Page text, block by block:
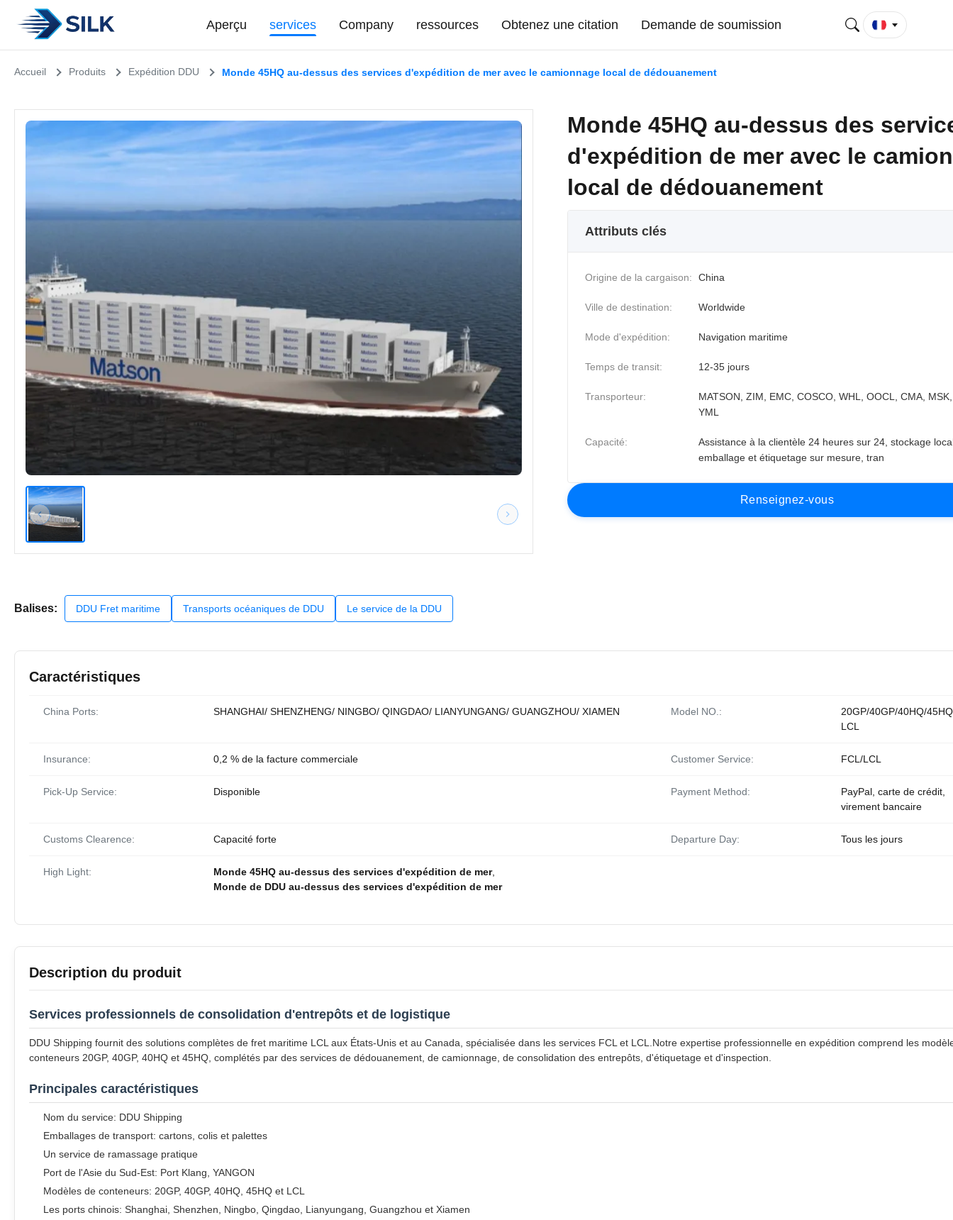
Aperçu services Company ressources Obtenez une citation Demande de soumission
Accueil Produits Expédition DDU Monde 45HQ au-dessus des services d'expédition de mer avec le camionnage local de dédouanement
Monde 45HQ au-dessus des
d'expédition de mer avec le
local de dédouanement
Attributs clés
Origine de la cargaison: China
Ville de destination: Worldwide
Mode d'expédition: Navigation maritime
Temps de transit: 12-35 jours
Transporteur:
MATSON, ZIM, EMC, COSCO, WHL, OOCL, CMA,
YML
Capacité:
Assistance à la clientèle 24 heures sur 24, stockage
emballage et étiquetage sur mesure, tran
Renseignez-vous
Balises: DDU Fret maritime Transports océaniques de DDU Le service de la DDU
Caractéristiques
China Ports: SHANGHAI/ SHENZHENG/ NINGBO/ QINGDAO/ LIANYUNGANG/ GUANGZHOU/ XIAMEN Model NO.:
20GP/40GP/40HQ/
LCL
Insurance: 0,2 % de la facture commerciale Customer Service: FCL/LCL
Pick-Up Service: Disponible Payment Method:
PayPal, carte de crédit,
virement bancaire
Customs Clearence: Capacité forte Departure Day: Tous les jours
High Light: Monde 45HQ au-dessus des services d'expédition de mer,
Monde de DDU au-dessus des services d'expédition de mer
Description du produit
Services professionnels de consolidation d'entrepôts et de logistique
DDU Shipping fournit des solutions complètes de fret maritime LCL aux États-Unis et au Canada, spécialisée dans les services FCL et LCL.Notre expertise professionnelle en expédition comprend les
conteneurs 20GP, 40GP, 40HQ et 45HQ, complétés par des services de dédouanement, de camionnage, de consolidation des entrepôts, d'étiquetage et d'inspection.
Principales caractéristiques
Nom du service: DDU Shipping
Emballages de transport: cartons, colis et palettes
Un service de ramassage pratique
Port de l'Asie du Sud-Est: Port Klang, YANGON
Modèles de conteneurs: 20GP, 40GP, 40HQ, 45HQ et LCL
Les ports chinois: Shanghai, Shenzhen, Ningbo, Qingdao, Lianyungang, Guangzhou et Xiamen